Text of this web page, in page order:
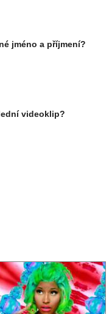
jméno a příjmení?
videoklip?